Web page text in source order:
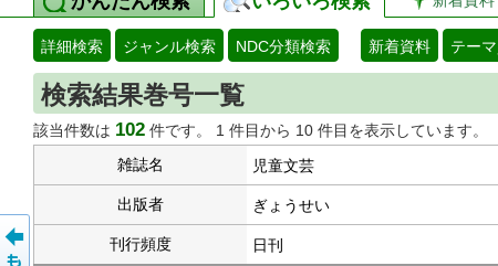
詳細検索 ジャンル検索 NDC分類検索 新着資料 テー
検索結果巻号一覧
該当件数は 102 件です。 1 件目から 10 件目を表示しています。
雑誌名
児童文芸
出版者 ぎょうせい
刊行頻度 日刊